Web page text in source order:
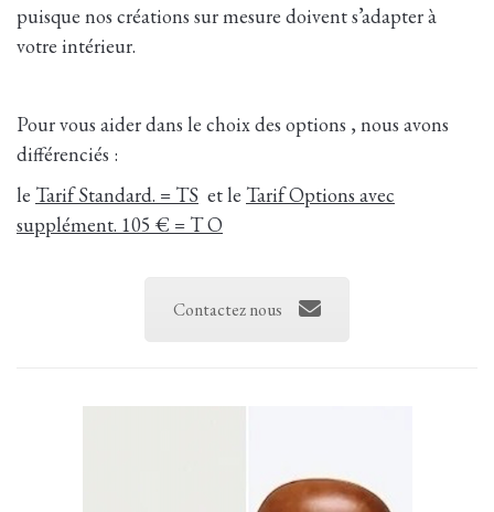
puisque nos créations sur mesure doivent s’adapter à
votre intérieur.
Pour vous aider dans le choix des options , nous avons
différenciés :
le Tarif Standard. = TS et le Tarif Options avec
supplément. 105 € = T O
Contactez nous